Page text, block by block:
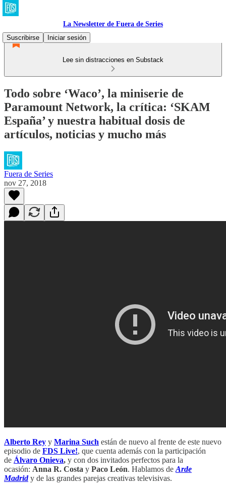
La Newsletter de Fuera de Series
Suscribirse
Iniciar sesión
Lee sin distracciones en Substack
Todo sobre ‘Waco’, la miniserie de
Paramount Network, la crítica: ‘SKAM
España’ y nuestra habitual dosis de
artículos, noticias y mucho más
Fuera de Series
nov 27, 2018
Alberto Rey y Marina Such están de nuevo al frente de este nuevo
episodio de FDS Live!, que cuenta además con la participación
de Álvaro Onieva, y con dos invitados perfectos para la
ocasión: Anna R. Costa y Paco León. Hablamos de Arde
Madridy de las grandes parejas creativas televisivas.